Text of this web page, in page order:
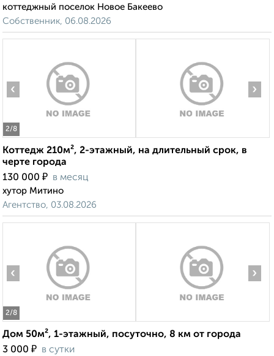
коттеджный поселок Новое Бакеево
Собственник, 06.08.2026
2/8
‹ ›
Коттедж 210м², 2-этажный, на длительный срок, в
черте города
130 000 ₽ в месяц
хутор Митино
Агентство, 03.08.2026
2/8
‹ ›
Дом 50м², 1-этажный, посуточно, 8 км от города
3 000 ₽ в сутки